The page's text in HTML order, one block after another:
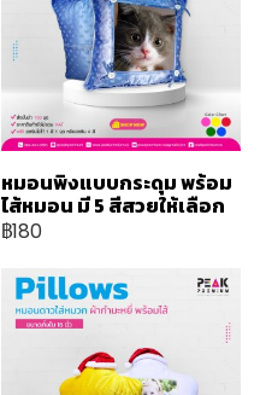
หมอนพิงแบบกระดุม พร้อม
ไส้หมอน มี 5 สีสวยให้เลือก
฿180